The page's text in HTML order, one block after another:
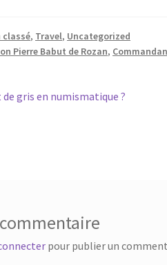
classé, Travel, Uncategorized
Pierre Babut de Rozan,
de gris en numismatique ?
pour publier un